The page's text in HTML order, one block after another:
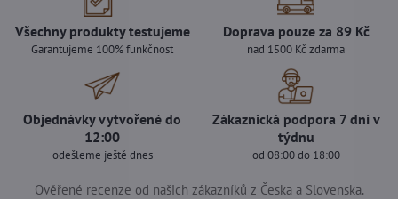
Všechny produkty testujeme
Garantujeme 100% funkčnost
Doprava pouze za 89 Kč
nad 1500 Kč zdarma
Objednávky vytvořené do
12:00
odešleme ještě dnes
Zákaznická podpora 7 dní v
týdnu
od 08:00 do 18:00
Ověřené recenze od našich zákazníků z Česka a Slovenska.